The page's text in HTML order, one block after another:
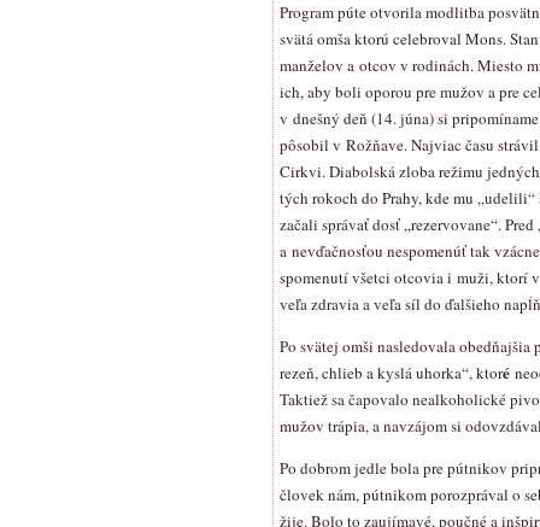
Program púte otvorila modlitba
svätá omša ktorú celebroval Mons.
manželov a otcov v rodinách. Miesto
ich, aby boli oporou pre mužov a pre
v dnešný deň (14. júna) si
pôsobil v Rožňave. Najviac času
Cirkvi. Diabolská zloba režimu
tých rokoch do Prahy, kde mu
začali správať dosť „rezervovane“.
a nevďačnosťou nespomenúť tak
spomenutí všetci otcovia i muži, ktorí
veľa zdravia a veľa síl do ďalšieho
Po svätej omši nasledovala
rezeň, chlieb a kyslá uhorka“, ktoré
Taktiež sa čapovalo nealkoholické
mužov trápia, a navzájom si
Po dobrom jedle bola pre pútnikov
človek nám, pútnikom porozprával o
žije. Bolo to zaujímavé, poučné a